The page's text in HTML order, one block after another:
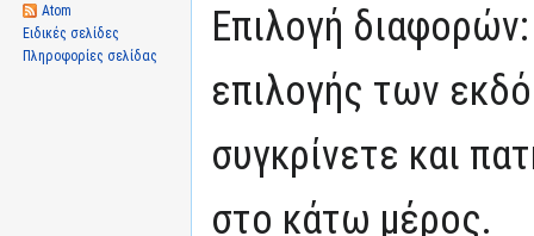
Επιλογή
επιλογής των
συγκρίνετε και
στο κάτω μέρος.
Atom
Ειδικές σελίδες
Πληροφορίες σελίδας